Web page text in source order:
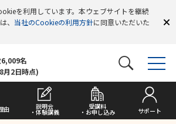
を利用しています。本ウェブサイトを継続
、 当社のCookieの利用方針に同意いただいた
名
月2日時点)
由 説明会
・体験講義
受講料
・お申し込み サポート